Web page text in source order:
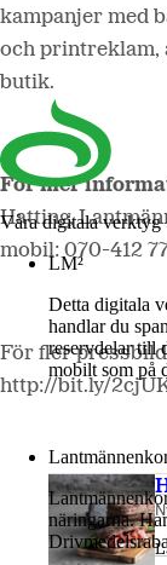
Våra digitala verktyg
LM²
Detta digitala
handlar du
reservdelar till
mobilt som på
näringarna.
kampanjer med
och printreklam,
butik.
För mer
Hatting,
mobil: 070-412
För fler
http://bit.ly/